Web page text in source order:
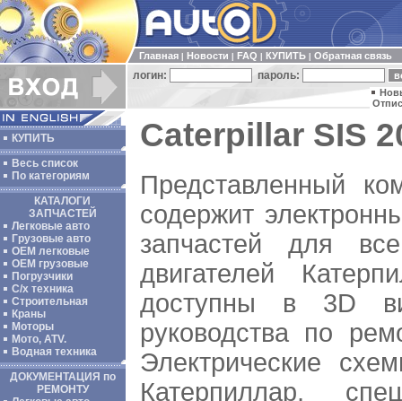
Главная Новости FAQ КУПИТЬ Обратная связь
логин: пароль:
КУПИТЬ
Весь список
По категориям
КАТАЛОГИ
ЗАПЧАСТЕЙ
Легковые авто
Грузовые авто
ОЕМ легковые
OEM грузовые
Погрузчики
С/х техника
Строительная
Краны
Моторы
Мото, ATV.
Водная техника
ДОКУМЕНТАЦИЯ по
РЕМОНТУ
Caterpillar SIS
Представленный
содержит
запчастей для
двигателей
доступны в 3D
руководства по
Электрические
Катерпиллар,